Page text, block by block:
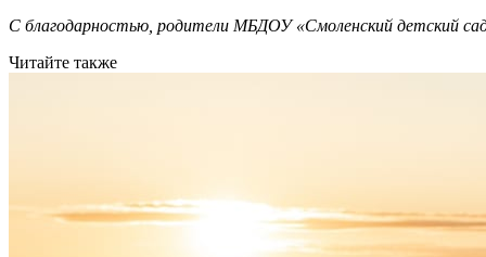
С благодарностью, родители МБДОУ «Смоленский детский
Читайте также